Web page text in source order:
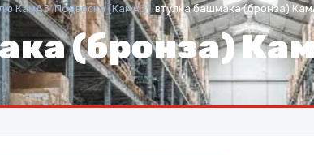
КамАЗ/Подвеска (КамАЗ)/втулка башмака (бронза)
(бронза)